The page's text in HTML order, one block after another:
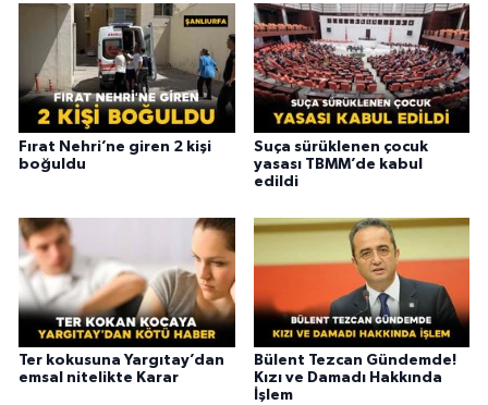
Fırat Nehri’ne giren 2 kişi
boğuldu
Suça sürüklenen çocuk
yasası TBMM’de kabul
edildi
Ter kokusuna Yargıtay’dan
emsal nitelikte Karar
Bülent Tezcan Gündemde!
Kızı ve Damadı Hakkında
İşlem